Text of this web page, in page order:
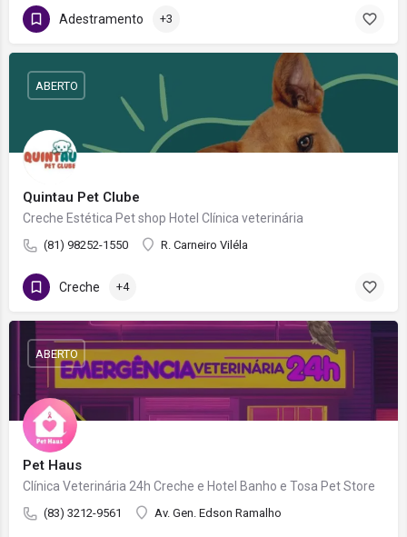
Adestramento +3
Quintau Pet Clube
Creche Estética Pet shop Hotel Clínica veterinária
(81) 98252-1550 R. Carneiro Viléla
ABERTO
Creche +4
Pet Haus
Clínica Veterinária 24h Creche e Hotel Banho e Tosa Pet Store
(83) 3212-9561 Av. Gen. Edson Ramalho
ABERTO